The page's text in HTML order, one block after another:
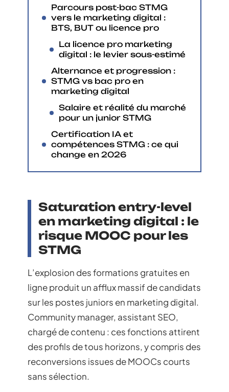
Parcours post-bac STMG
vers le marketing digital :
BTS, BUT ou licence pro
La licence pro marketing
digital : le levier sous-estimé
Alternance et progression :
STMG vs bac pro en
marketing digital
Salaire et réalité du marché
pour un junior STMG
Certification IA et
compétences STMG : ce qui
change en 2026
Saturation entry-level
en marketing digital : le
risque MOOC pour les
STMG
L’explosion des formations gratuites en
ligne produit un afflux massif de candidats
sur les postes juniors en marketing digital.
Community manager, assistant SEO,
chargé de contenu : ces fonctions attirent
des profils de tous horizons, y compris des
reconversions issues de MOOCs courts
sans sélection.